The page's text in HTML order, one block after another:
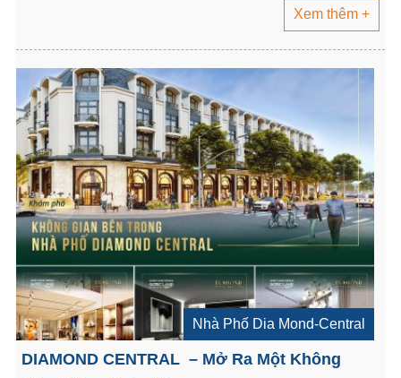
Xem thêm +
Nhà Phố Dia Mond-Central
DIAMOND CENTRAL – Mở Ra Một Không